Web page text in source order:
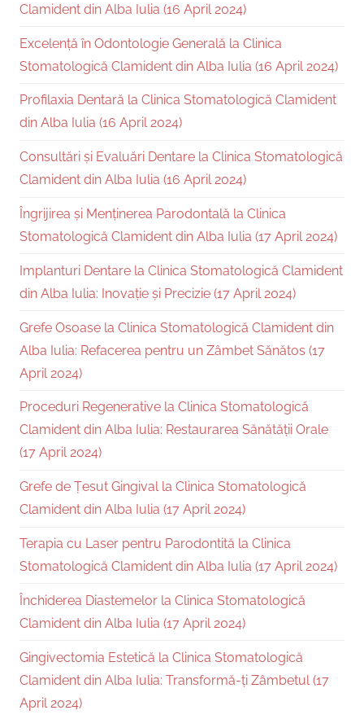
Clamident din Alba Iulia (16 April 2024)
Excelență în Odontologie Generală la Clinica
Stomatologică Clamident din Alba Iulia (16 April 2024)
Profilaxia Dentară la Clinica Stomatologică Clamident
din Alba Iulia (16 April 2024)
Consultări și Evaluări Dentare la Clinica Stomatologică
Clamident din Alba Iulia (16 April 2024)
Îngrijirea și Menținerea Parodontală la Clinica
Stomatologică Clamident din Alba Iulia (17 April 2024)
Implanturi Dentare la Clinica Stomatologică Clamident
din Alba Iulia: Inovație și Precizie (17 April 2024)
Grefe Osoase la Clinica Stomatologică Clamident din
Alba Iulia: Refacerea pentru un Zâmbet Sănătos (17
April 2024)
Proceduri Regenerative la Clinica Stomatologică
Clamident din Alba Iulia: Restaurarea Sănătății Orale
(17 April 2024)
Grefe de Țesut Gingival la Clinica Stomatologică
Clamident din Alba Iulia (17 April 2024)
Terapia cu Laser pentru Parodontită la Clinica
Stomatologică Clamident din Alba Iulia (17 April 2024)
Închiderea Diastemelor la Clinica Stomatologică
Clamident din Alba Iulia (17 April 2024)
Gingivectomia Estetică la Clinica Stomatologică
Clamident din Alba Iulia: Transformă-ți Zâmbetul (17
April 2024)